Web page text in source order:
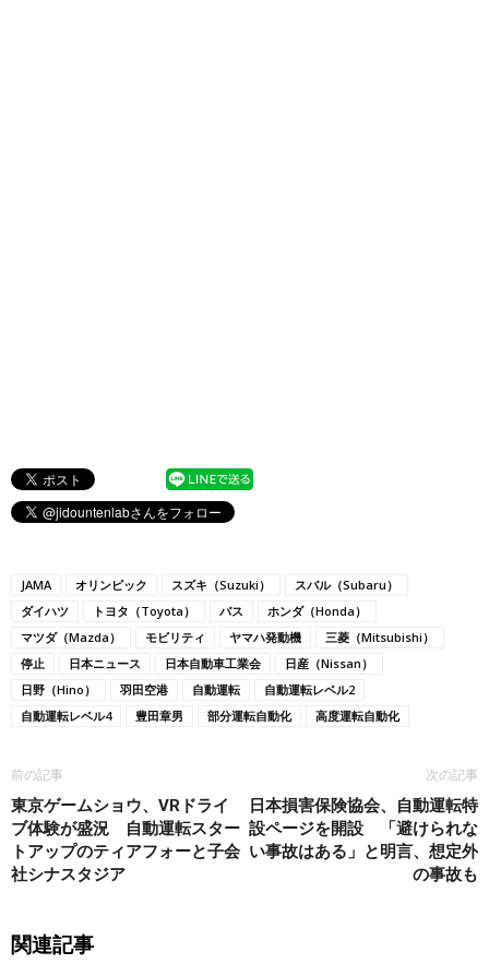
JAMA オリンピック スズキ（Suzuki）
スバル（Subaru）
ダイハツ
トヨタ（Toyota） バス
ホンダ（Honda）
マツダ（Mazda）
モビリティ ヤマハ発動機
三菱（Mitsubishi）
停止
日本ニュース 日本自動車工業会
日産（Nissan）
日野（Hino）
羽田空港 自動運転
自動運転レベル2
自動運転レベル4
豊田章男 部分運転自動化 高度運転自動化
前の記事
東京ゲームショウ、VRドライ
ブ体験が盛況 自動運転スター
トアップのティアフォーと子会
社シナスタジア
次の記事
日本損害保険協会、自動運転特
設ページを開設 「避けられな
い事故はある」と明言、想定外
の事故も
関連記事